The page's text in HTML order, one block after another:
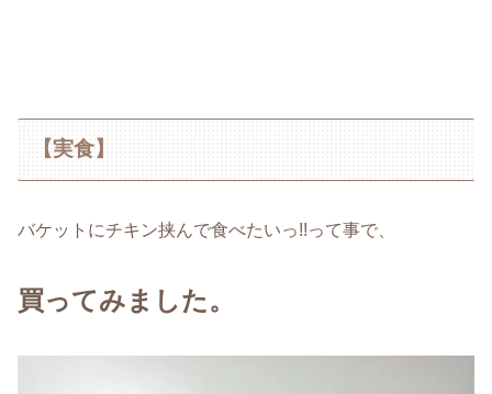
【実食】
バケットにチキン挟んで食べたいっ!!って事で、
買ってみました。